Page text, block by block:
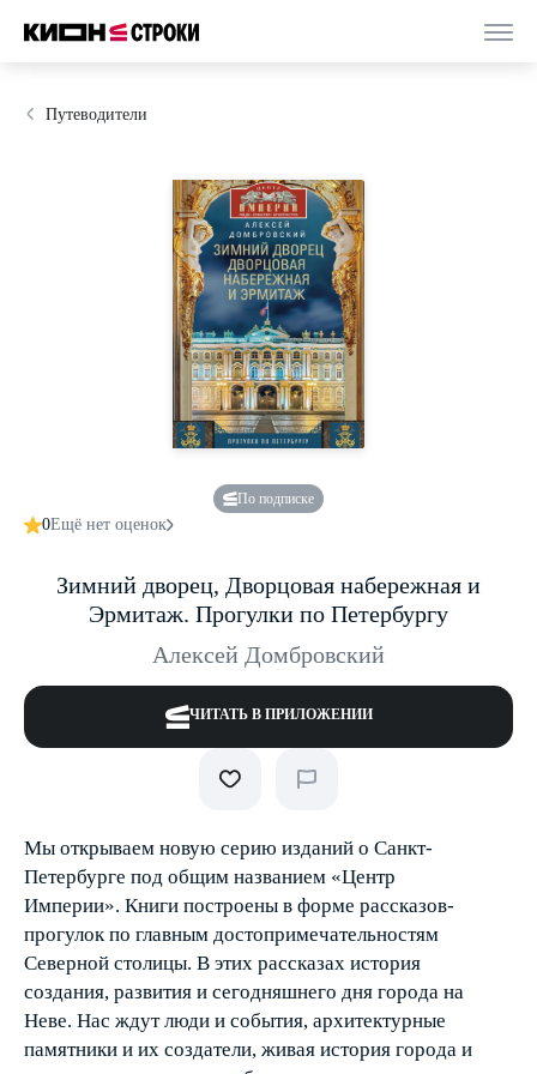
Путеводители
По подписке
0Ещё нет оценок
Зимний дворец, Дворцовая набережная и
Эрмитаж. Прогулки по Петербургу
Алексей Домбровский
ЧИТАТЬ В ПРИЛОЖЕНИИ
Мы открываем новую серию изданий о Санкт-
Петербурге под общим названием «Центр
Империи». Книги построены в форме рассказов-
прогулок по главным достопримечательностям
Северной столицы. В этих рассказах история
создания, развития и сегодняшнего дня города на
Неве. Нас ждут люди и события, архитектурные
памятники и их создатели, живая история города и